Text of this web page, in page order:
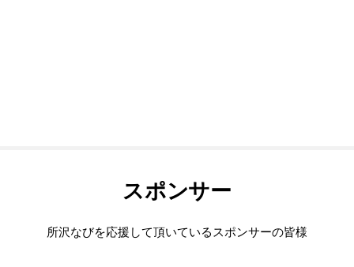
スポンサー
所沢なびを応援して頂いているスポンサーの皆様